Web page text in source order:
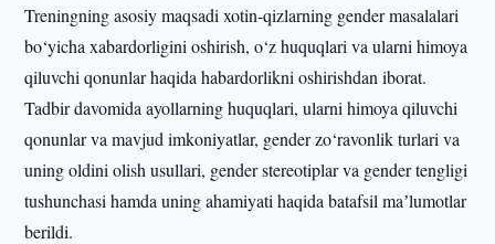
Treningning asosiy maqsadi xotin-qizlarning gender masalalari
bo‘yicha xabardorligini oshirish, o‘z huquqlari va ularni himoya
qiluvchi qonunlar haqida habardorlikni oshirishdan iborat.
Tadbir davomida ayollarning huquqlari, ularni himoya qiluvchi
qonunlar va mavjud imkoniyatlar, gender zo‘ravonlik turlari va
uning oldini olish usullari, gender stereotiplar va gender tengligi
tushunchasi hamda uning ahamiyati haqida batafsil maʼlumotlar
berildi.